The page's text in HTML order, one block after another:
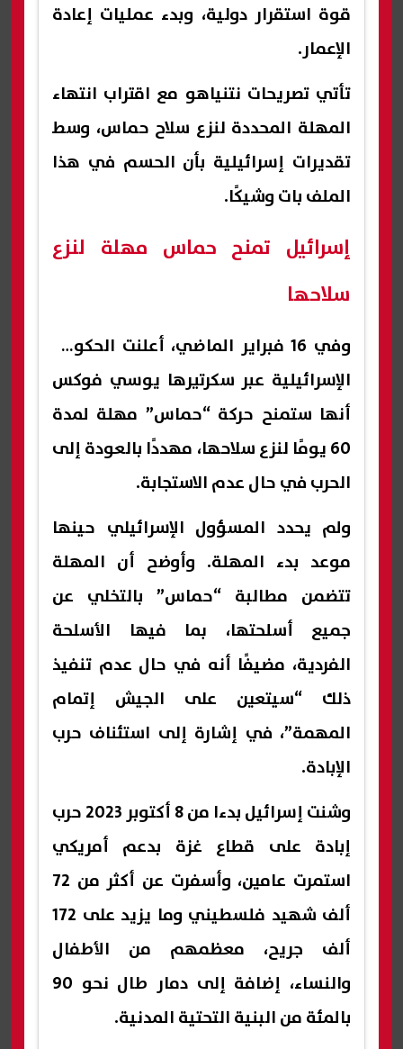
قوة استقرار دولية، وبدء عمليات إعادة
الإعمار.
تأتي تصريحات نتنياهو مع اقتراب انتهاء
المهلة المحددة لنزع سلاح حماس، وسط
تقديرات إسرائيلية بأن الحسم في هذا
الملف بات وشيكًا.
إسرائيل تمنح حماس مهلة لنزع
سلاحها
وفي 16 فبراير الماضي، أعلنت الحكومة
الإسرائيلية عبر سكرتيرها يوسي فوكس
أنها ستمنح حركة “حماس” مهلة لمدة
60 يومًا لنزع سلاحها، مهددًا بالعودة إلى
الحرب في حال عدم الاستجابة.
ولم يحدد المسؤول الإسرائيلي حينها
موعد بدء المهلة. وأوضح أن المهلة
تتضمن مطالبة “حماس” بالتخلي عن
جميع أسلحتها، بما فيها الأسلحة
الفردية، مضيفًا أنه في حال عدم تنفيذ
ذلك “سيتعين على الجيش إتمام
المهمة”، في إشارة إلى استئناف حرب
الإبادة.
وشنت إسرائيل بدءا من 8 أكتوبر 2023 حرب
إبادة على قطاع غزة بدعم أمريكي
استمرت عامين، وأسفرت عن أكثر من 72
ألف شهيد فلسطيني وما يزيد على 172
ألف جريح، معظمهم من الأطفال
والنساء، إضافة إلى دمار طال نحو 90
بالمئة من البنية التحتية المدنية.